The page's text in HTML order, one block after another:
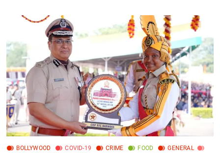
ALPINE
INSTITUTE
NEET–
JEE
CUET
बैच,
एडमिशन
खुली
BOLLYWOOD
COVID-19 CRIME FOOD
GENERAL